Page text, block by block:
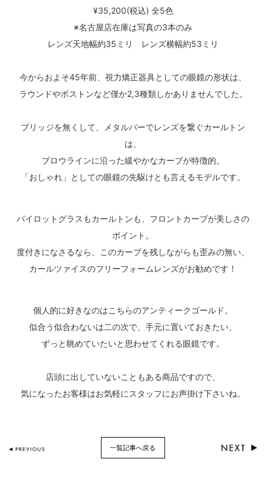
¥35,200(税込) 全5色
※名古屋店在庫は写真の3本のみ
レンズ天地幅約35ミリ レンズ横幅約53ミリ
今からおよそ45年前、視力矯正器具としての眼鏡の形状は、
ラウンドやボストンなど僅か2,3種類しかありませんでした。
ブリッジを無くして、メタルバーでレンズを繋ぐカールトン
は、
ブロウラインに沿った緩やかなカーブが特徴的。
「おしゃれ」としての眼鏡の先駆けとも言えるモデルです。
パイロットグラスもカールトンも、フロントカーブが美しさの
ポイント。
度付きになさるなら、このカーブを残しながらも歪みの無い、
カールツァイスのフリーフォームレンズがお勧めです！
個人的に好きなのはこちらのアンティークゴールド。
似合う似合わないは二の次で、手元に置いておきたい、
ずっと眺めていたいと思わせてくれる眼鏡です。
店頭に出していないこともある商品ですので、
気になったお客様はお気軽にスタッフにお声掛け下さいね。
一覧記事へ戻る